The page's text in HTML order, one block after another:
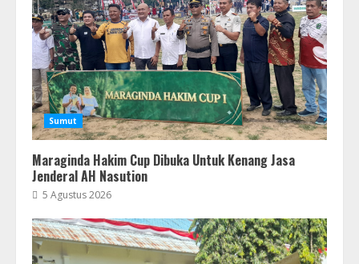
Sumut
Maraginda Hakim Cup Dibuka Untuk Kenang Jasa
Jenderal AH Nasution
5 Agustus 2026